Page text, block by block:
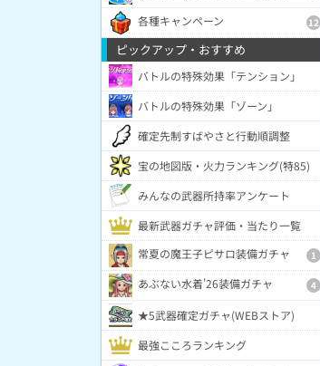
各種キャンペーン 12
ピックアップ・おすすめ
バトルの特殊効果「テンション」
バトルの特殊効果「ゾーン」
確定先制すばやさと行動順調整
宝の地図版・火力ランキング(特85)
みんなの武器所持率アンケート
最新武器ガチャ評価・当たり一覧
常夏の魔王子ピサロ装備ガチャ
1
あぶない水着'26装備ガチャ 4
★5武器確定ガチャ(WEBストア)
最強こころランキング